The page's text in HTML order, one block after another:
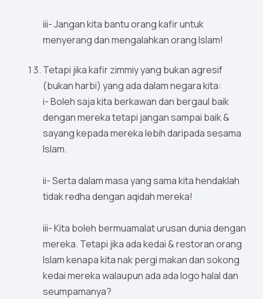
iii- Jangan kita bantu orang kafir untuk
menyerang dan mengalahkan orang Islam!
Tetapi jika kafir zimmiy yang bukan agresif
(bukan harbi) yang ada dalam negara kita:
i- Boleh saja kita berkawan dan bergaul baik
dengan mereka tetapi jangan sampai baik &
sayang kepada mereka lebih daripada sesama
Islam.
ii- Serta dalam masa yang sama kita hendaklah
tidak redha dengan aqidah mereka!
iii- Kita boleh bermuamalat urusan dunia dengan
mereka. Tetapi jika ada kedai & restoran orang
Islam kenapa kita nak pergi makan dan sokong
kedai mereka walaupun ada ada logo halal dan
seumpamanya?